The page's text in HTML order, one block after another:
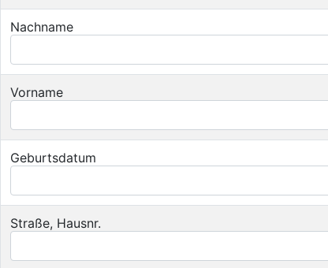
Nachname
Vorname
Geburtsdatum
Straße, Hausnr.